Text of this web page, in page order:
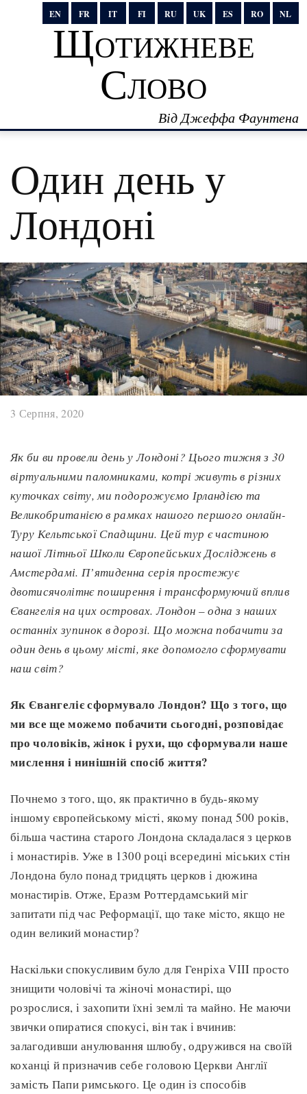
EN FR IT FI RU UK ES RO NL
Щотижневе
Слово
Від Джеффа Фаунтена
Один день у
Лондоні
3 Серпня, 2020
Як би ви провели день у Лондоні? Цього тижня з 30
віртуальними паломниками, котрі живуть в різних
куточках світу, ми подорожуємо Ірландією та
Великобританієюв рамках нашого першого онлайн-
Туру КельтськоїСпадщини. Цей тур є частиною
нашої Літньої Школи Європейських Досліджень в
Амстердамі. П’ятиденна серія простежує
двотисячолітнєпоширення ітрансформуючийвплив
Євангелія на цих островах. Лондон – одна з наших
останніх зупинок в дорозі. Що можна побачити за
один день в цьому місті, яке допомогло сформувати
наш світ?
Як Євангеліє сформувало Лондон? Що з того, що
ми все ще можемо побачити сьогодні, розповідає
про чоловіків, жінок і рухи, що сформували наше
мислення і нинішній спосіб життя?
Почнемо з того, що, як практично в будь-якому
іншому європейському місті, якому понад 500 років,
більша частина старого Лондона складалася з церков
і монастирів. Уже в 1300 році всередині міських стін
Лондона було понад тридцять церков і дюжина
монастирів. Отже, Еразм Роттердамський міг
запитати під час Реформації, що таке місто, якщо не
один великий монастир?
Наскільки спокусливим було для Генріха VIII просто
знищити чоловічі та жіночі монастирі, що
розрослися, і захопити їхні землі та майно. Не маючи
звички опиратися спокусі, він так і вчинив:
залагодивши анулювання шлюбу, одружився на своїй
коханці й призначив себе головою Церкви Англії
замість Папи римського. Це один із способів